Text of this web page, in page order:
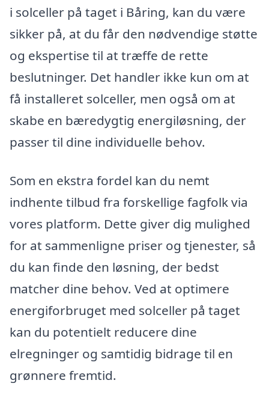
i solceller på taget i Båring, kan du være
sikker på, at du får den nødvendige støtte
og ekspertise til at træffe de rette
beslutninger. Det handler ikke kun om at
få installeret solceller, men også om at
skabe en bæredygtig energiløsning, der
passer til dine individuelle behov.
Som en ekstra fordel kan du nemt
indhente tilbud fra forskellige fagfolk via
vores platform. Dette giver dig mulighed
for at sammenligne priser og tjenester, så
du kan finde den løsning, der bedst
matcher dine behov. Ved at optimere
energiforbruget med solceller på taget
kan du potentielt reducere dine
elregninger og samtidig bidrage til en
grønnere fremtid.